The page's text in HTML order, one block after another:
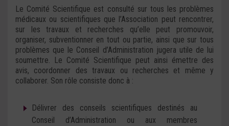
Le Comité Scientifique est consulté sur tous les problèmes
médicaux ou scientifiques que l’Association peut rencontrer,
sur les travaux et recherches qu’elle peut promouvoir,
organiser, subventionner en tout ou partie, ainsi que sur tous
problèmes que le Conseil d’Administration jugera utile de lui
soumettre. Le Comité Scientifique peut ainsi émettre des
avis, coordonner des travaux ou recherches et même y
collaborer. Son rôle consiste donc à :
Délivrer des conseils scientifiques destinés au
Conseil d’Administration ou aux membres